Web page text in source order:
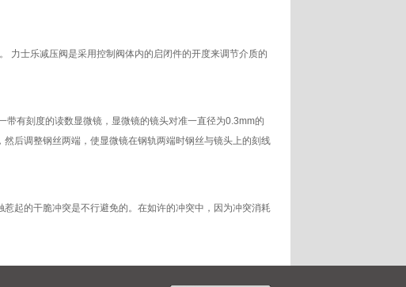
力士乐减压阀是采用控制阀体内的启闭件的开度来调节介质的
有刻度的读数显微镜，显微镜的镜头对准一直径为0.3mm的
后调整钢丝两端，使显微镜在钢轨两端时钢丝与镜头上的刻线
起的干脆冲突是不行避免的。在如许的冲突中，因为冲突消耗